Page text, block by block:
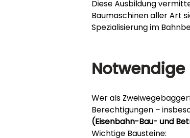
Diese Ausbildung
Baumaschinen aller Art
Spezialisierung im
Wer als
Berechtigungen –
(Eisenbahn-Bau- und
Wichtige Bausteine: